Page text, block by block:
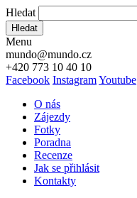
Hledat
Hledat
Menu
mundo@mundo.cz
+420 773 10 40 10
Facebook InstagramYoutube
O nás
Zájezdy
Fotky
Poradna
Recenze
Jak se přihlásit
Kontakty